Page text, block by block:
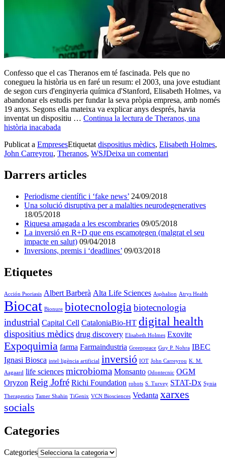
Confesso que el cas Theranos em té fascinada. Pels que no
conegueu la història us en faré un resum: el 2003, una jove estudiant
de segon curs d'enginyeria química d'Stanford, Elisabeth Holmes, va
abandonar els estudis per fundar la seva pròpia empresa, amb només
19 anys. Segons ella mateixa va explicar anys després, havia
inventat un dispositiu … Continua la lectura de Theranos, una
història inacabada
Publicat a EmpresesEtiquetat dispositius mèdics, Elisabeth Holmes,
John Carreyrou, Theranos, WSJDeixa un comentari
Darrers articles
Periodisme científic i ‘fake news’ 24/09/2018
Una solució disruptiva per a malalties neurodegeneratives
18/05/2018
Riquesa amagada a les escombraries 09/05/2018
La inversió en R+D que ens escamotegen (malgrat el seu
impacte en salut) 09/04/2018
Inversions, premis i ‘deadlines’ 09/03/2018
Etiquetes
Acción Psoriasis Albert Barberà Alta Life Sciences Asphalion Atrys Health
Biocat Bionure biotecnologiabiotecnologia
industrial Capital Cell CataloniaBio-HT digital health
dispositius mèdics drug discovery Elisabeth Holmes Exovite
Expoquimia farma Farmaindustria Greenpeace Guy P. Nohra IBEC
Ignasi Biosca intel·ligència artificial inversió IOT John Carreyrou K. M.
Aagaard life sciences microbioma Monsanto Odontecnic OGM
Oryzon Reig Jofré Richi Foundation robots S. Turvey STAT-Dx Synia
Therapeutics Tamer Shahin TiGenix VCN Biosciences Vedanta xarxes
socials
Categories
Categories